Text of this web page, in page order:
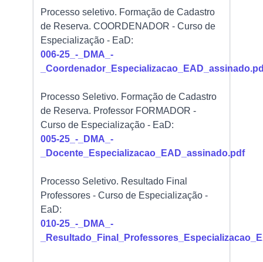
Processo seletivo. Formação de Cadastro
de Reserva. COORDENADOR - Curso de
Especialização - EaD:
006-25_-_DMA_-
Processo Seletivo. Formação de Cadastro
de Reserva. Professor FORMADOR -
Curso de Especialização - EaD:
005-25_-_DMA_-
_Docente_Especializacao_EAD_assinado.pdf
Processo Seletivo. Resultado Final
Professores - Curso de Especialização -
EaD:
010-25_-_DMA_-